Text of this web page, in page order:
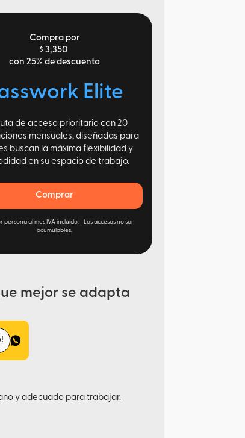
Compra por
$ 3,350
con 25% de descuento
Elite
de acceso prioritario con 20
mensuales, diseñadas para
buscan la máxima flexibilidad y
en su espacio de trabajo.
Comprar
persona al mes IVA incluido. Los accesos no son
acumulables.
mejor se adapta
y adecuado para trabajar.